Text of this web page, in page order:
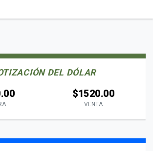
DEL DÓLAR
$1520.00
VENTA